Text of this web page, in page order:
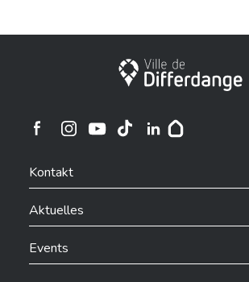
Stadt Differdingen
Ville de Differdange sur Instagram
Kontakt
Aktuelles
Events